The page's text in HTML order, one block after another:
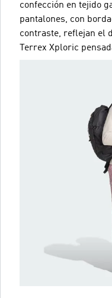
confección en tejido
pantalones, con
contraste, reflejan el
Terrex Xploric